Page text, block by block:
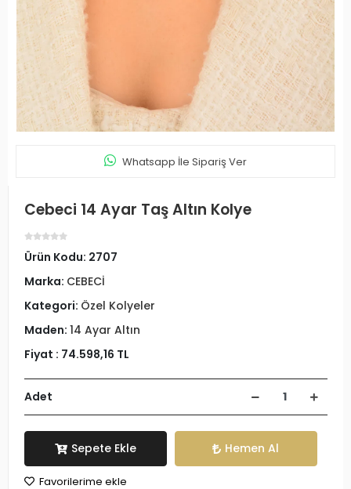
Whatsapp İle Sipariş Ver
Cebeci 14 Ayar Taş Altın Kolye
Ürün Kodu: 2707
Marka: CEBECİ
Kategori: Özel Kolyeler
Maden: 14 Ayar Altın
Fiyat : 74.598,16 TL
Adet
Sepete Ekle Hemen Al
Favorilerime ekle